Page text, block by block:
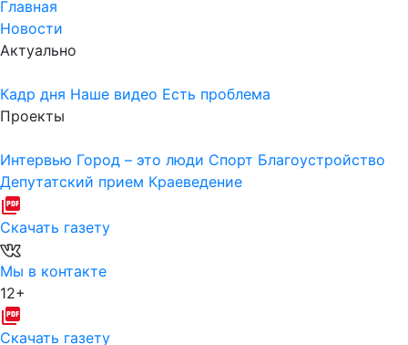
Главная
Новости
Актуально
Кадр дня Наше видео Есть проблема
Проекты
Интервью Город – это люди Спорт Благоустройство
Депутатский прием Краеведение
Скачать газету
Мы в контакте
12+
Скачать газету